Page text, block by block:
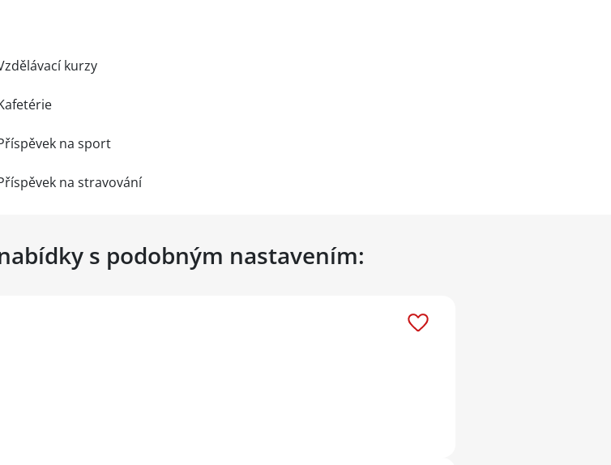
kurzy
na sport
na stravování
s podobným nastavením: